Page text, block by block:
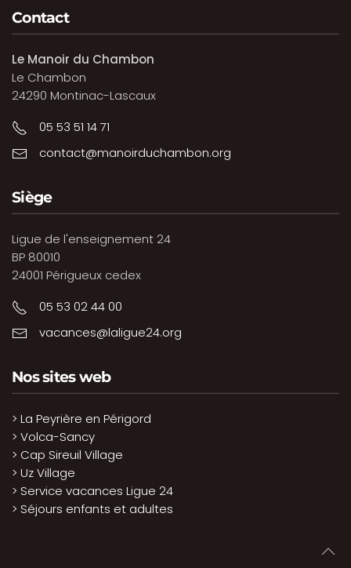
Contact
Le Manoir du Chambon
Le Chambon
24290 Montinac-Lascaux
05 53 51 14 71
contact@manoirduchambon.org
Siège
Ligue de l'enseignement 24
BP 80010
24001 Périgueux cedex
05 53 02 44 00
vacances@laligue24.org
Nos sites web
> La Peyrière en Périgord
> Volca-Sancy
> Cap Sireuil Village
> Uz Village
> Service vacances Ligue 24
> Séjours enfants et adultes